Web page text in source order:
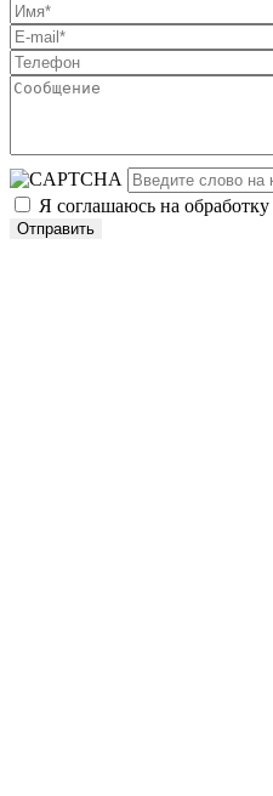
Я соглашаюсь на обработку